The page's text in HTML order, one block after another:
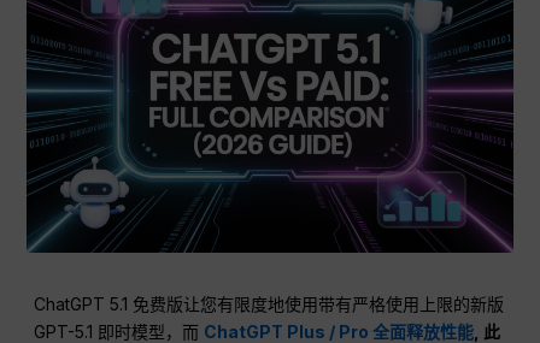
ChatGPT 5.1 免费版让您有限度地使用带有严格使用上限的新版
GPT-5.1 即时模型，而 ChatGPT Plus / Pro 全面释放性能 , 此